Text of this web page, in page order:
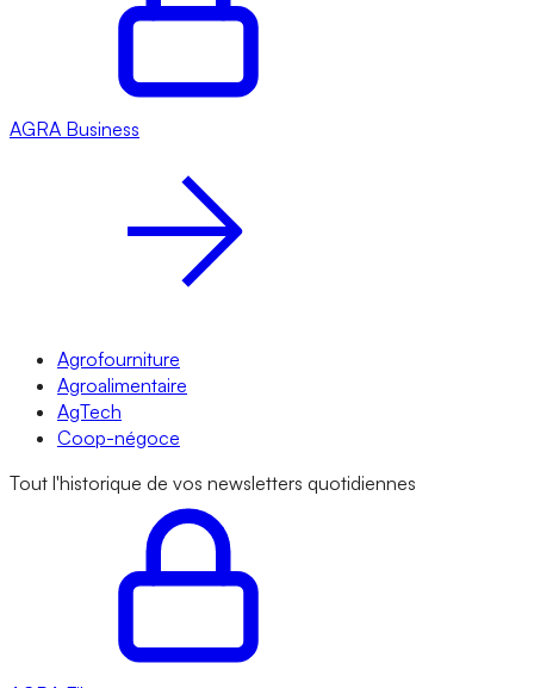
AGRA Business
Agrofourniture
Agroalimentaire
AgTech
Coop-négoce
Tout l'historique de vos newsletters quotidiennes